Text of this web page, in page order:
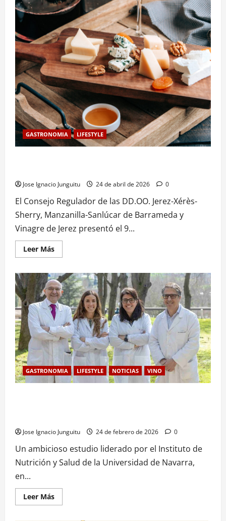
GASTRONOMIA LIFESTYLE
Jose Ignacio Junguitu 24 de abril de 2026 0
El Consejo Regulador de las DD.OO. Jerez-Xérès-
Sherry, Manzanilla-Sanlúcar de Barrameda y
Vinagre de Jerez presentó el 9...
Leer MásLeer
más
Aula
Enogastronómica
Jerez
vinos:
un
espacio
con
vocación
de
futuro
GASTRONOMIA LIFESTYLE NOTICIAS VINO
Jose Ignacio Junguitu 24 de febrero de 2026 0
Un ambicioso estudio liderado por el Instituto de
Nutrición y Salud de la Universidad de Navarra,
en...
Leer MásLeer
más